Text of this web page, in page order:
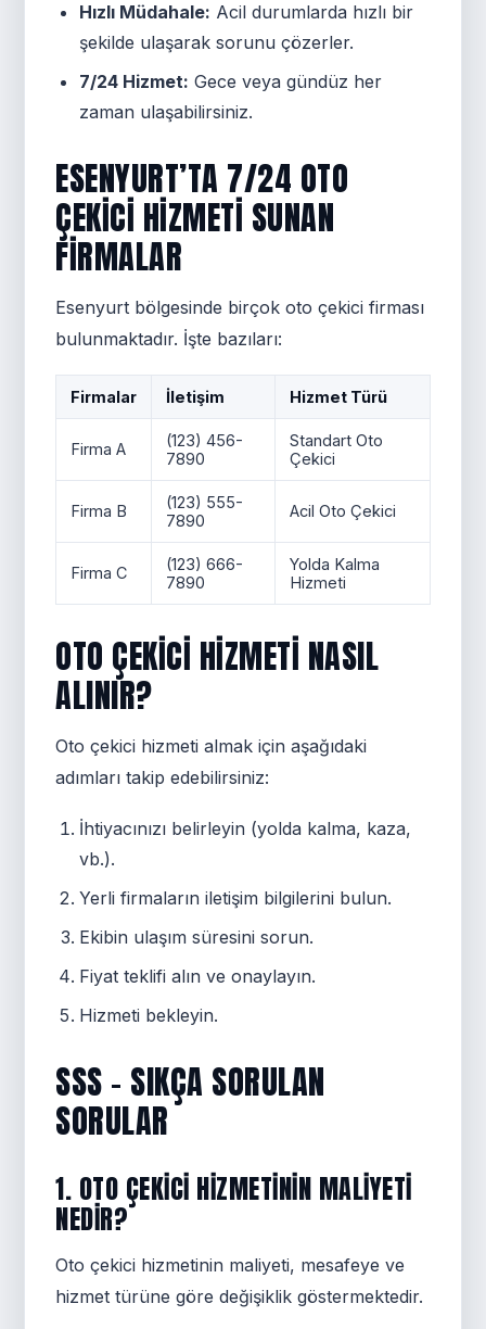
Hızlı Müdahale: Acil durumlarda hızlı bir
şekilde ulaşarak sorunu çözerler.
7/24 Hizmet: Gece veya gündüz her
zaman ulaşabilirsiniz.
ESENYURT’TA 7/24 OTO
ÇEKICI HIZMETI SUNAN
FIRMALAR
Esenyurt bölgesinde birçok oto çekici firması
bulunmaktadır. İşte bazıları:
Firmalar İletişim Hizmet Türü
Firma A
(123) 456-
7890
Standart Oto
Çekici
Firma B
(123) 555-
7890
Acil Oto Çekici
Firma C
(123) 666-
7890
Yolda Kalma
Hizmeti
OTO ÇEKICI HIZMETI NASIL
ALINIR?
Oto çekici hizmeti almak için aşağıdaki
adımları takip edebilirsiniz:
İhtiyacınızı belirleyin (yolda kalma, kaza,
vb.).
Yerli firmaların iletişim bilgilerini bulun.
Ekibin ulaşım süresini sorun.
Fiyat teklifi alın ve onaylayın.
Hizmeti bekleyin.
SSS - SIKÇA SORULAN
SORULAR
1. OTO ÇEKICI HIZMETININ MALIYETI
NEDIR?
Oto çekici hizmetinin maliyeti, mesafeye ve
hizmet türüne göre değişiklik göstermektedir.